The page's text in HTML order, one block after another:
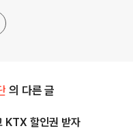
의 다른 글
KTX 할인권 받자